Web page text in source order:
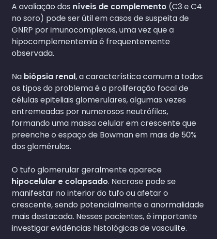
A avaliação dos níveis de complemento (C3 e C4
no soro) pode ser útil em casos de suspeita de
GNRP por imunocomplexos, uma vez que a
hipocomplementemia é frequentemente
observada.
Na biópsia renal, a característica comum a todos
os tipos do problema é a proliferação focal de
células epiteliais glomerulares, algumas vezes
entremeadas por numerosos neutrófilos,
formando uma massa celular em crescente que
preenche o espaço de Bowman em mais de 50%
dos glomérulos.
O tufo glomerular geralmente aparece
hipocelular e colapsado. Necrose pode se
manifestar no interior do tufo ou afetar o
crescente, sendo potencialmente a anormalidade
mais destacada. Nesses pacientes, é importante
investigar evidências histológicas de vasculite.